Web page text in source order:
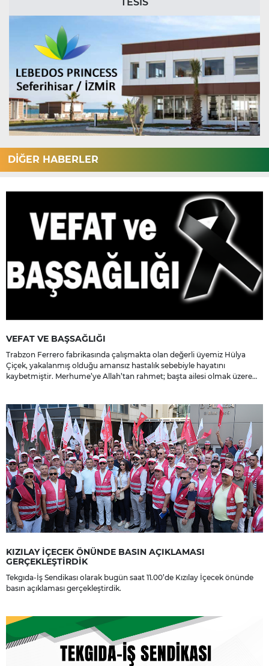
DİĞER HABERLER
VEFAT VE BAŞSAĞLIĞI
Trabzon Ferrero fabrikasında çalışmakta olan değerli üyemiz Hülya
Çiçek, yakalanmış olduğu amansız hastalık sebebiyle hayatını
kaybetmiştir. Merhume’ye Allah’tan rahmet; başta ailesi olmak üzere
KIZILAY İÇECEK ÖNÜNDE BASIN AÇIKLAMASI
GERÇEKLEŞTİRDİK
Tekgıda-İş Sendikası olarak bugün saat 11.00’de Kızılay İçecek önünde
basın açıklaması gerçekleştirdik.